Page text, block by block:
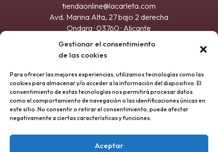
Gestionar el consentimiento
de las cookies
Para ofrecer las mejores experiencias, utilizamos tecnologías como las
cookies para almacenar y/o acceder a la información del dispositivo. El
consentimiento de estas tecnologías nos permitirá procesar datos
como el comportamiento de navegación o las identificaciones únicas en
este sitio. No consentir o retirar el consentimiento, puede afectar
negativamente a ciertas características y funciones.
Aceptar
tiendaonline@lacarleta.com
Avd. Marina Alta, 27 bajo 2 derecha
Ondara · 03760 · Alicante